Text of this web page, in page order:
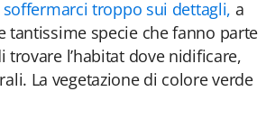
soffermarci troppo sui dettagli, a
tantissime specie che fanno parte
trovare l’habitat dove nidificare,
La vegetazione di colore verde